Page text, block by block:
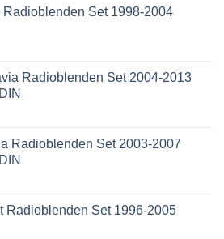
Radioblenden Set 1998-2004
Radioblenden Set 2004-2013
Radioblenden Set 2003-2007
Radioblenden Set 1996-2005